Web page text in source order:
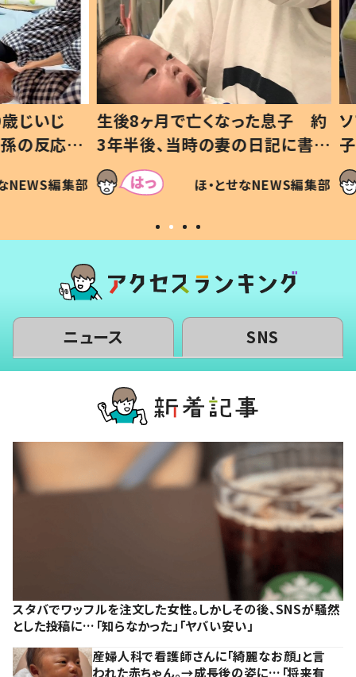
じ
応に
編集部
生後8ヶ月で亡くなった息子 約
3年半後、当時の妻の日記に書い
てあった本音とは
ほ・とせなNEWS編集部
ソフ
子 し
すべ
いから
ニュース SNS
スタバでワッフルを注文した女性。しかしその後、SNSが騒然
とした投稿に…「知らなかった」「ヤバい安い」
産婦人科で看護師さんに「綺麗なお顔」と言
われた赤ちゃん。→成長後の姿に…「将来有